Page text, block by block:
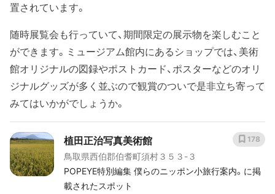
置されています。
随時展覧会も行っていて、期間限定の展示物を楽しむこと
ができます。ミュージアム館内にあるショップでは、美術
館オリジナルの図録やポストカード、ポスターなどのオリ
ジナルグッズが多く並ぶので観賞のついで是非立ち寄って
みてはいかがでしょうか。
植田正治写真美術館
鳥取県西伯郡伯耆町須村３５３-３
POPEYE特別編集 僕らのニッポン小旅行案内。に掲
載されたスポット
178